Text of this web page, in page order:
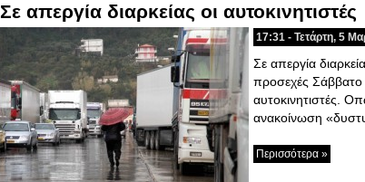
Σε απεργία διαρκείας οι αυτοκινητιστές
17:31 - Τετάρτη, 5
Σε απεργία
προσεχές Σάββατο
αυτοκινητιστές.
ανακοίνωση
Περισσότερα »